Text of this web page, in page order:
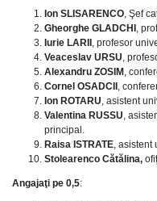
Ion SLISARENCO, Şef
Gheorghe GLADCHI ,
Iurie LARII , profesor
Veaceslav URSU,
Alexandru ZOSIM ,
Cornel OSADCII ,
Ion ROTARU, asistent
Valentina RUSSU,
principal.
Raisa ISTRATE, asistent
Stolearenco Cătălina,
Angajaţi pe 0,5: